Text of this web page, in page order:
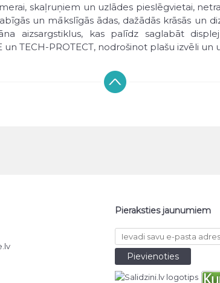
skaļruņiem un uzlādes pieslēgvietai,
un mākslīgās ādas, dažādās krāsās un
aizsargstiklus, kas palīdz saglabāt
un TECH-PROTECT, nodrošinot plašu izvēli
ar DPD piegādi visā Latvijā. Parasti
Pieraksties jaunumiem